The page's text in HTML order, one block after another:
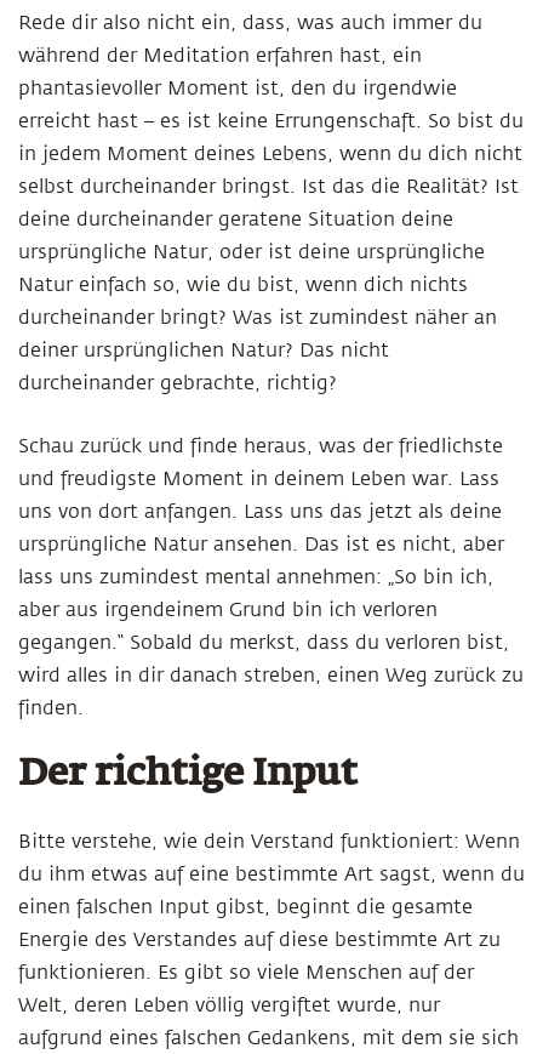
Rede dir also nicht ein, dass, was auch immer du
während der Meditation erfahren hast, ein
phantasievoller Moment ist, den du irgendwie
erreicht hast – es ist keine Errungenschaft. So bist du
in jedem Moment deines Lebens, wenn du dich nicht
selbst durcheinander bringst. Ist das die Realität? Ist
deine durcheinander geratene Situation deine
ursprüngliche Natur, oder ist deine ursprüngliche
Natur einfach so, wie du bist, wenn dich nichts
durcheinander bringt? Was ist zumindest näher an
deiner ursprünglichen Natur? Das nicht
durcheinander gebrachte, richtig?
Schau zurück und finde heraus, was der friedlichste
und freudigste Moment in deinem Leben war. Lass
uns von dort anfangen. Lass uns das jetzt als deine
ursprüngliche Natur ansehen. Das ist es nicht, aber
lass uns zumindest mental annehmen: „So bin ich,
aber aus irgendeinem Grund bin ich verloren
gegangen.“ Sobald du merkst, dass du verloren bist,
wird alles in dir danach streben, einen Weg zurück zu
finden.
Der richtige Input
Bitte verstehe, wie dein Verstand funktioniert: Wenn
du ihm etwas auf eine bestimmte Art sagst, wenn du
einen falschen Input gibst, beginnt die gesamte
Energie des Verstandes auf diese bestimmte Art zu
funktionieren. Es gibt so viele Menschen auf der
Welt, deren Leben völlig vergiftet wurde, nur
aufgrund eines falschen Gedankens, mit dem sie sich